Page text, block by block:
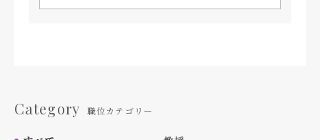
Category 職位カテゴリー